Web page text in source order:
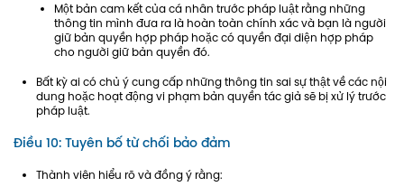
Một bản cam kết của cá nhân trước pháp luật rằng những
thông tin mình đưa ra là hoàn toàn chính xác và bạn là người
giữ bản quyền hợp pháp hoặc có quyền đại diện hợp pháp
cho người giữ bản quyền đó.
Bất kỳ ai có chủ ý cung cấp những thông tin sai sự thật về các nội
dung hoặc hoạt động vi phạm bản quyền tác giả sẽ bị xử lý trước
pháp luật.
Điều 10: Tuyên bố từ chối bảo đảm
Thành viên hiểu rõ và đồng ý rằng: